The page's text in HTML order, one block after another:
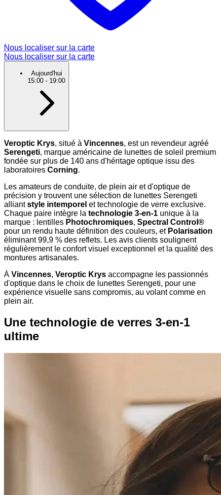
Nous localiser sur la carte
Nous localiser sur la carte
Aujourd'hui
15:00 - 19:00
Veroptic Krys, situé à Vincennes, est un revendeur agréé
Serengeti, marque américaine de lunettes de soleil premium
fondée sur plus de 140 ans d'héritage optique issu des
laboratoires Corning.
Les amateurs de conduite, de plein air et d'optique de
précision y trouvent une sélection de lunettes Serengeti
alliantstyle intemporel et technologie de verre exclusive.
Chaque paire intègre la technologie 3-en-1 unique à la
marque : lentilles Photochromiques, Spectral Control®
pour un rendu haute définition des couleurs, et Polarisation
éliminant 99,9 % des reflets. Les avis clients soulignent
régulièrement le confort visuel exceptionnel et la qualité des
montures artisanales.
À Vincennes, Veroptic Krys accompagne les passionnés
d'optique dans le choix de lunettes Serengeti, pour une
expérience visuelle sans compromis, au volant comme en
plein air.
Une technologie de verres 3-en-1
ultime